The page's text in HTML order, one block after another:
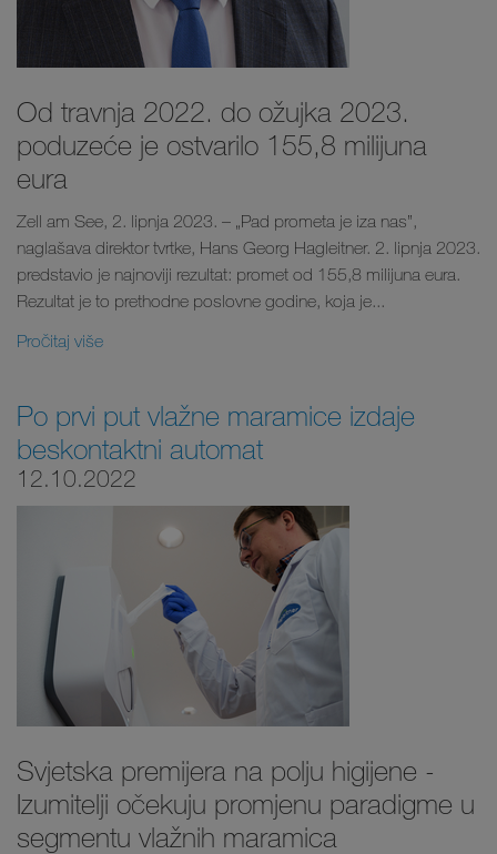
Od travnja 2022. do ožujka 2023.
poduzeće je ostvarilo 155,8 milijuna
eura
Zell am See, 2. lipnja 2023. – „Pad prometa je iza nas”,
naglašava direktor tvrtke, Hans Georg Hagleitner. 2. lipnja 2023.
predstavio je najnoviji rezultat: promet od 155,8 milijuna eura.
Rezultat je to prethodne poslovne godine, koja je...
Pročitaj više
Po prvi put vlažne maramice izdaje
beskontaktni automat
12.10.2022
Svjetska premijera na polju higijene -
Izumitelji očekuju promjenu paradigme u
segmentu vlažnih maramica